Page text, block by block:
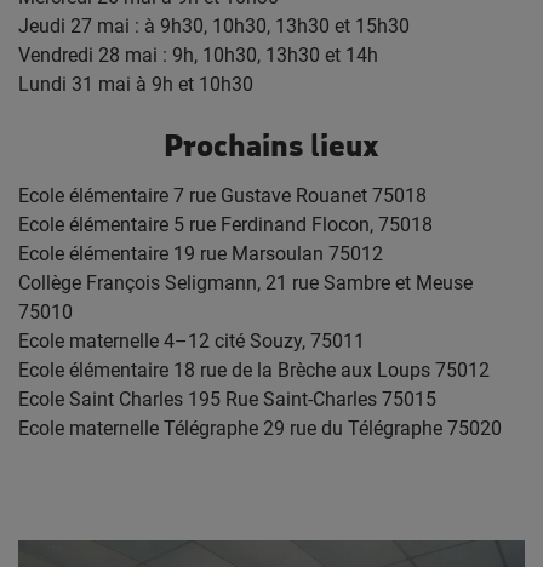
Jeudi 27 mai : à 9h30, 10h30, 13h30 et 15h30
Vendredi 28 mai : 9h, 10h30, 13h30 et 14h
Lundi 31 mai à 9h et 10h30
Prochains lieux
Ecole élémentaire 7 rue Gustave Rouanet 75018
Ecole élémentaire 5 rue Ferdinand Flocon, 75018
Ecole élémentaire 19 rue Marsoulan 75012
Collège François Seligmann, 21 rue Sambre et Meuse
75010
Ecole maternelle 4–12 cité Souzy, 75011
Ecole élémentaire 18 rue de la Brèche aux Loups 75012
Ecole Saint Charles 195 Rue Saint-Charles 75015
Ecole maternelle Télégraphe 29 rue du Télégraphe 75020